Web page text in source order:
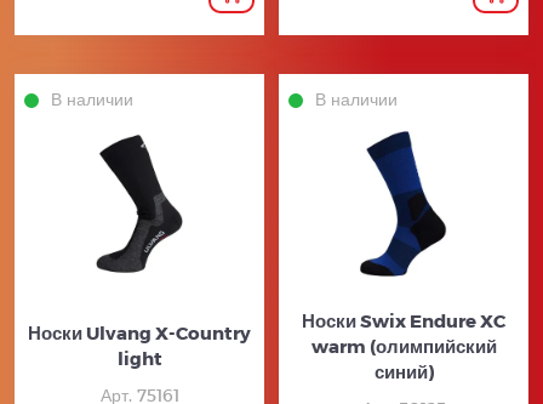
В наличии
Носки Ulvang X-Country
light
Арт. 75161
В наличии
Носки Swix Endure XC
warm (олимпийский
синий)